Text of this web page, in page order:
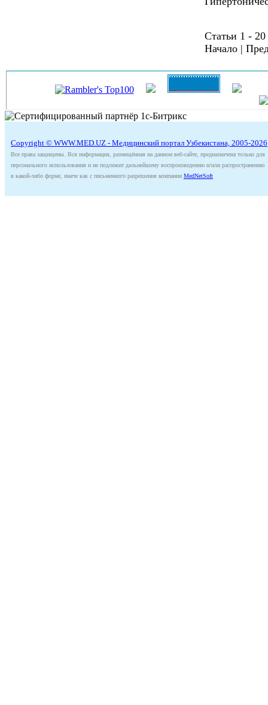
Статьи 1 - 20
Начало |
Copyright © WWW.MED.UZ - Медицинский портал Узбекистана, 2005-2026
Все права защищены. Вся информация, размещённая на данном веб-сайте, предназначена только для
персонального использования и не подлежит дальнейшему воспроизведению и/или распространению
в какой-либо форме, иначе как с письменного разрешения компании MedNetSoft